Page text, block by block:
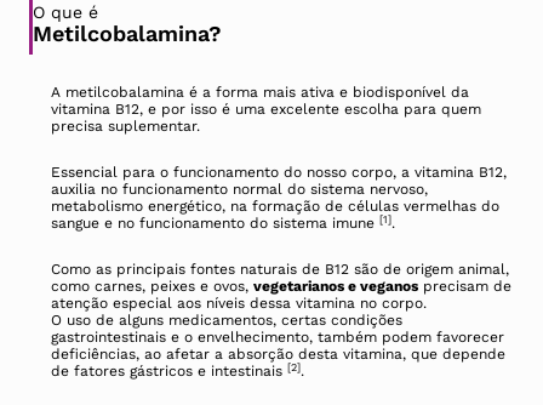
O que é
Metilcobalamina?
A metilcobalamina é a forma mais ativa e biodisponível da
vitamina B12, e por isso é uma excelente escolha para quem
precisa suplementar.
Essencial para o funcionamento do nosso corpo, a vitamina B12,
auxilia no funcionamento normal do sistema nervoso,
metabolismo energético, na formação de células vermelhas do
sangue e no funcionamento do sistema imune [1].
Como as principais fontes naturais de B12 são de origem animal,
como carnes, peixes e ovos, vegetarianos e veganos precisam de
atenção especial aos níveis dessa vitamina no corpo.
O uso de alguns medicamentos, certas condições
gastrointestinais e o envelhecimento, também podem favorecer
deficiências, ao afetar a absorção desta vitamina, que depende
de fatores gástricos e intestinais [2].